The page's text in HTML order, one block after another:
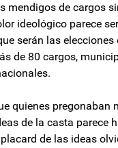
mendigos de cargos
ideológico parece
serán las elecciones
de 80 cargos,
quienes pregonaban
de la casta parece
de las ideas